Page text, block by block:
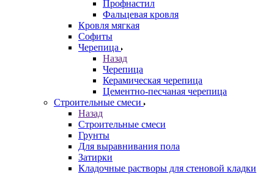
Профнастил
Фальцевая кровля
Кровля мягкая
Софиты
Черепица
Назад
Черепица
Керамическая черепица
Цементно-песчаная черепица
Строительные смеси
Назад
Строительные смеси
Грунты
Для выравнивания пола
Затирки
Кладочные растворы для стеновой кладки